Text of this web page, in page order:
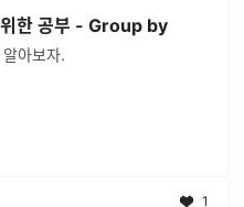
한 공부 - Group by
간단하게 알아보자.
1